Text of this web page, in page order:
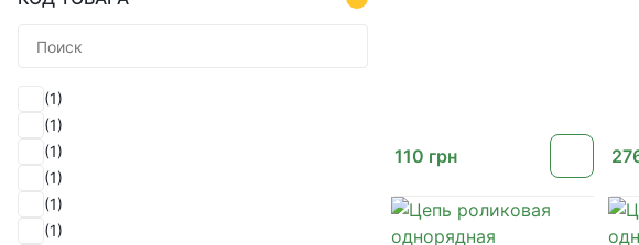
(1)
(1)
(1)
(1)
(1)
(1)
110 грн